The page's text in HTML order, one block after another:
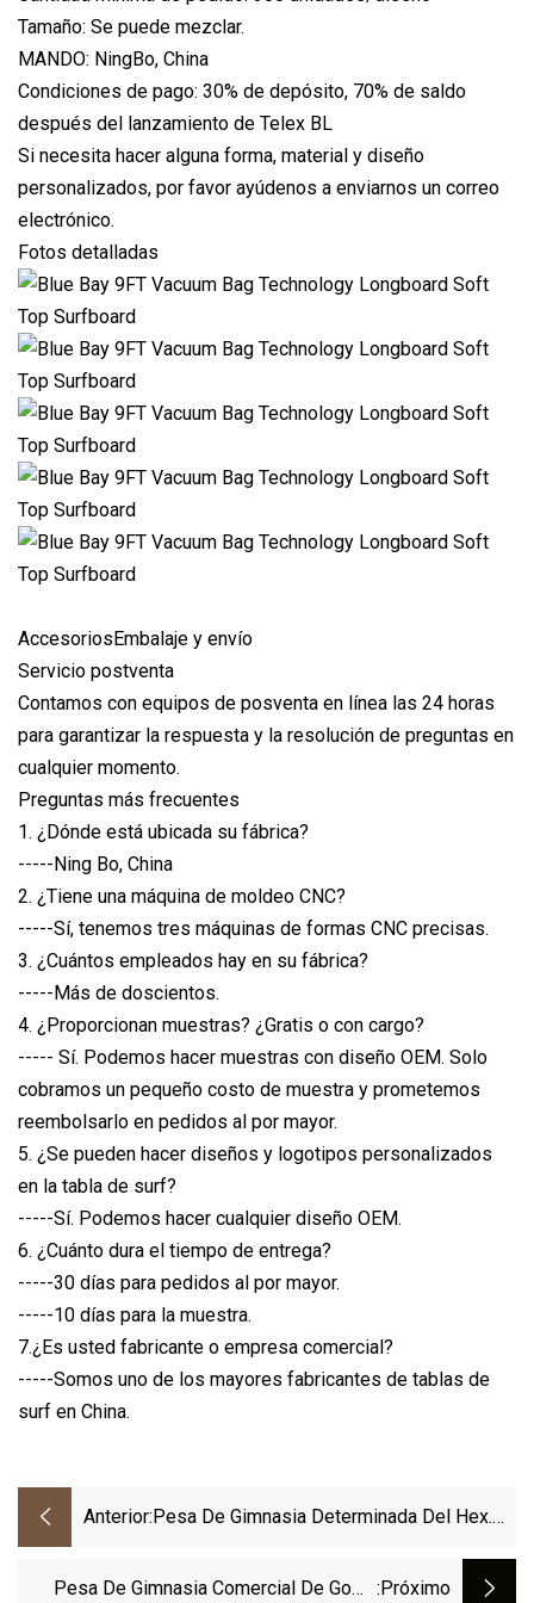
Tamaño: Se puede mezclar.
MANDO: NingBo, China
Condiciones de pago: 30% de depósito, 70% de saldo
después del lanzamiento de Telex BL
Si necesita hacer alguna forma, material y diseño
personalizados, por favor ayúdenos a enviarnos un correo
electrónico.
Fotos detalladas
AccesoriosEmbalaje y envío
Servicio postventa
Contamos con equipos de posventa en línea las 24 horas
para garantizar la respuesta y la resolución de preguntas en
cualquier momento.
Preguntas más frecuentes
1. ¿Dónde está ubicada su fábrica?
-----Ning Bo, China
2. ¿Tiene una máquina de moldeo CNC?
-----Sí, tenemos tres máquinas de formas CNC precisas.
3. ¿Cuántos empleados hay en su fábrica?
-----Más de doscientos.
4. ¿Proporcionan muestras? ¿Gratis o con cargo?
----- Sí. Podemos hacer muestras con diseño OEM. Solo
cobramos un pequeño costo de muestra y prometemos
reembolsarlo en pedidos al por mayor.
5. ¿Se pueden hacer diseños y logotipos personalizados
en la tabla de surf?
-----Sí. Podemos hacer cualquier diseño OEM.
6. ¿Cuánto dura el tiempo de entrega?
-----30 días para pedidos al por mayor.
-----10 días para la muestra.
7.¿Es usted fabricante o empresa comercial?
-----Somos uno de los mayores fabricantes de tablas de
surf en China.
Anterior: Pesa De Gimnasia Determinada Del Hex.
Gimnasio De La Mancuerna Del Hierro De
Pesa De Gimnasia Comercial De Goma :próximo